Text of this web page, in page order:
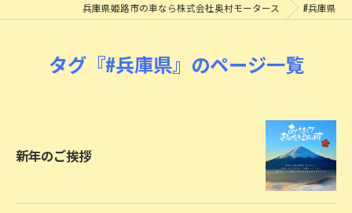
兵庫県姫路市の車なら株式会社奥村モータース #兵庫県
タグ『#兵庫県』のページ一覧
新年のご挨拶